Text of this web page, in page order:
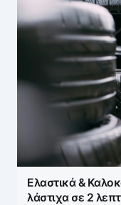
Ελαστικά &
λάστιχα σε 2